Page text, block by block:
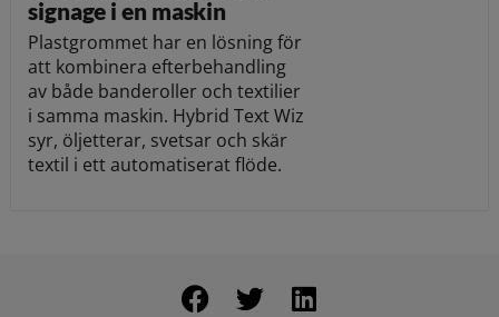
signage i en maskin
Plastgrommet har en lösning för
att kombinera efterbehandling
av både banderoller och textilier
i samma maskin. Hybrid Text Wiz
syr, öljetterar, svetsar och skär
textil i ett automatiserat flöde.